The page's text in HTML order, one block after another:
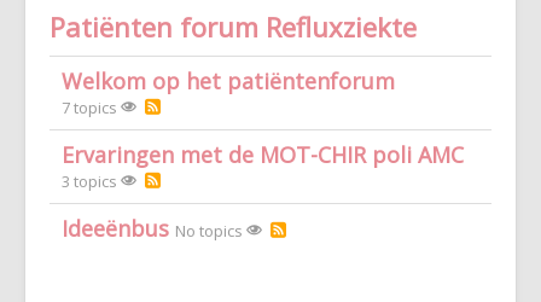
Vaak gestelde vragen (FAQ)
Forum
Maak een afspraak
Patiënten forum Refluxziekte
Welkom op het patiëntenforum
7 topics
Ervaringen met de MOT-CHIR poli AMC
3 topics
Ideeënbus No topics